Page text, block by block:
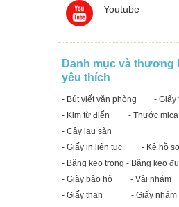
Youtube
Danh mục và thương
yêu thích
- Bút viết văn phòng - Giấy
- Kim từ điển
- Thước mica
- Cây lau sàn
- Giấy in liên tục
- Kệ hồ
- Băng keo trong - Băng keo
- Giày bảo hộ
- Vải nhám
- Giấy than
- Giấy nhám